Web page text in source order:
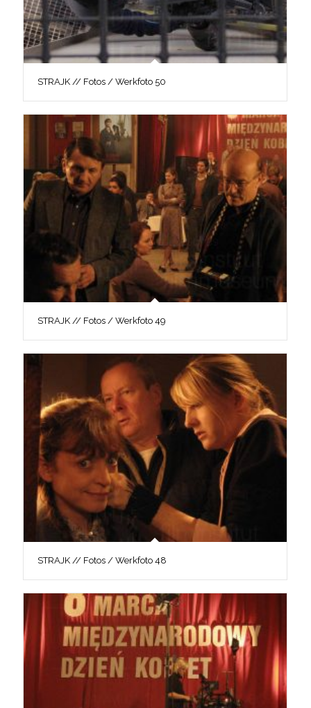
STRAJK // Fotos / Werkfoto 50
STRAJK // Fotos / Werkfoto 49
STRAJK // Fotos / Werkfoto 48